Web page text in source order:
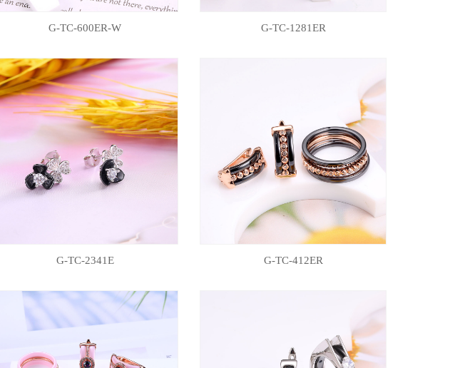
G-TC-600ER-W G-TC-1281ER
G-TC-2341E G-TC-412ER